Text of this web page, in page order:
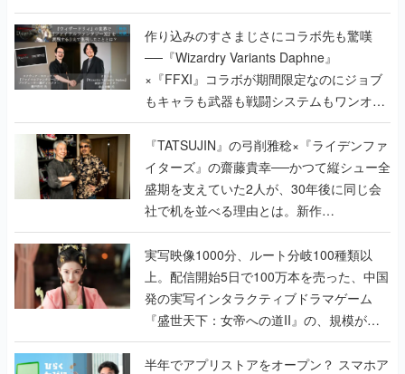
作り込みのすさまじさにコラボ先も驚嘆
──『Wizardry Variants Daphne』
×『FFXI』コラボが期間限定なのにジョブ
もキャラも武器も戦闘システムもワンオフ
で作り込まれた理由を両ディレクターに聞
く
『TATSUJIN』の弓削雅稔×『ライデンファ
イターズ』の齋藤貴幸──かつて縦シュー全
盛期を支えていた2人が、30年後に同じ会
社で机を並べる理由とは。新作
『TATSUJIN EXTREME』で初タッグを組
んだレジェンド2人に訊く開発秘話
実写映像1000分、ルート分岐100種類以
上。配信開始5日で100万本を売った、中国
発の実写インタラクティブドラマゲーム
『盛世天下：女帝への道II』の、規模が違
うこだわりをプロデューサーに聞いた
半年でアプリストアをオープン？ スマホア